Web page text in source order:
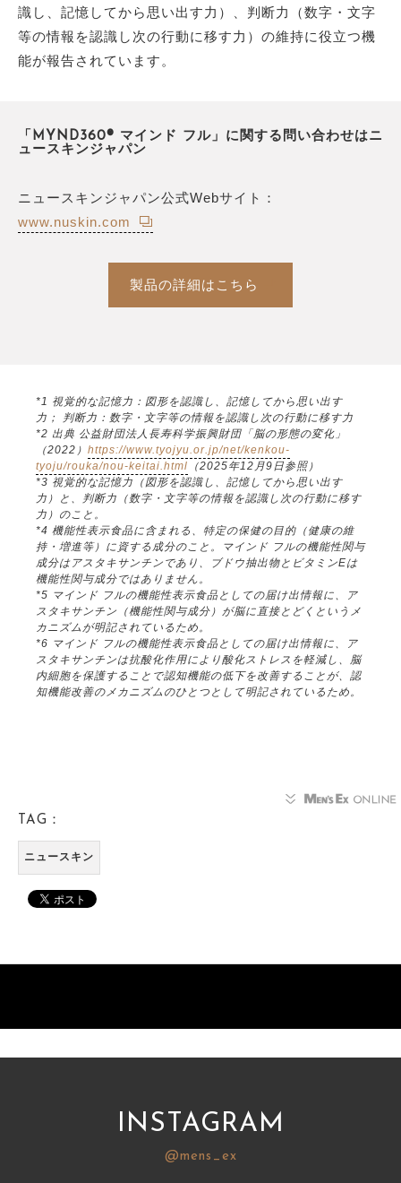
識し、記憶してから思い出す力）、判断力（数字・文字
等の情報を認識し次の行動に移す力）の維持に役立つ機
能が報告されています。
「MYND360® マインド フル」に関する問い合わせはニ
ュースキンジャパン
ニュースキンジャパン公式Webサイト：
www.nuskin.com
製品の詳細はこちら
*1 視覚的な記憶力：図形を認識し、記憶してから思い出す
力； 判断力：数字・文字等の情報を認識し次の行動に移す力
*2 出典 公益財団法人長寿科学振興財団「脳の形態の変化」
（2022） https://www.tyojyu.or.jp/net/kenkou-
tyoju/rouka/nou-keitai.html （2025年12月9日参照）
*3 視覚的な記憶力（図形を認識し、記憶してから思い出す
力）と、判断力（数字・文字等の情報を認識し次の行動に移す
力）のこと。
*4 機能性表示食品に含まれる、特定の保健の目的（健康の維
持・増進等）に資する成分のこと。マインド フルの機能性関与
成分はアスタキサンチンであり、ブドウ抽出物とビタミンEは
機能性関与成分ではありません。
*5 マインド フルの機能性表示食品としての届け出情報に、ア
スタキサンチン（機能性関与成分）が脳に直接とどくというメ
カニズムが明記されているため。
*6 マインド フルの機能性表示食品としての届け出情報に、ア
スタキサンチンは抗酸化作用により酸化ストレスを軽減し、脳
内細胞を保護することで認知機能の低下を改善することが、認
知機能改善のメカニズムのひとつとして明記されているため。
TAG：
ニュースキン
INSTAGRAM
@mens_ex